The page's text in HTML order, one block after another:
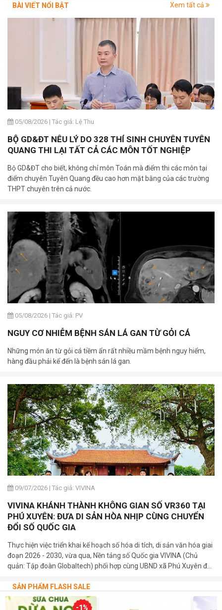
BÀI VIẾT NỔI BẬT Xem tất cả
05/08/2026 | Tác giả: Lệ Thu
BỘ GD&ĐT NÊU LÝ DO 328 THÍ SINH CHUYÊN TUYÊN
QUANG THI LẠI TẤT CẢ CÁC MÔN TỐT NGHIỆP
Bộ GD&ĐT cho biết, không chỉ môn Toán mà điểm thi các môn tại
điểm chuyên Tuyên Quang đều cao hơn mặt bằng của các trường
THPT chuyên trên cả nước.
05/08/2026 | Tác giả: PV
NGUY CƠ NHIỄM BỆNH SÁN LÁ GAN TỪ GỎI CÁ
Những món ăn từ gỏi cá tiềm ẩn rất nhiều mầm bệnh nguy hiểm,
hàng đầu phải kể đến là bệnh sán lá gan.
09/07/2026 | Tác giả: VIVINA
VIVINA KHÁNH THÀNH KHÔNG GIAN SỐ VR360 TẠI
PHÚ XUYÊN: ĐƯA DI SẢN HÒA NHỊP CÙNG CHUYỂN
ĐỔI SỐ QUỐC GIA
Thực hiện việc triển khai kế hoạch số hóa di tích, di sản văn hóa giai
đoạn 2026 - 2030, vừa qua, Nền tảng số Quốc gia VIVINA (Chủ
quản: Tập đoàn Globaltech) phối hợp cùng UBND xã Phú Xuyên đã
hóa tại các di tích cấp Quốc gia trên địa bàn xã.
SẢN PHẨM FLASH SALE
-1%